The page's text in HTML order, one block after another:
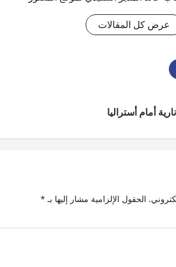
عرض كل المقالات
أمام أستراليا
الحقول الإلزامية مشار إليها بـ *